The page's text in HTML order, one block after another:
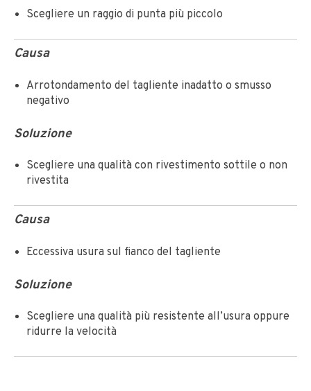
Scegliere un raggio di punta più piccolo
Causa
Arrotondamento del tagliente inadatto o smusso
negativo
Soluzione
Scegliere una qualità con rivestimento sottile o non
rivestita
Causa
Eccessiva usura sul fianco del tagliente
Soluzione
Scegliere una qualità più resistente all’usura oppure
ridurre la velocità